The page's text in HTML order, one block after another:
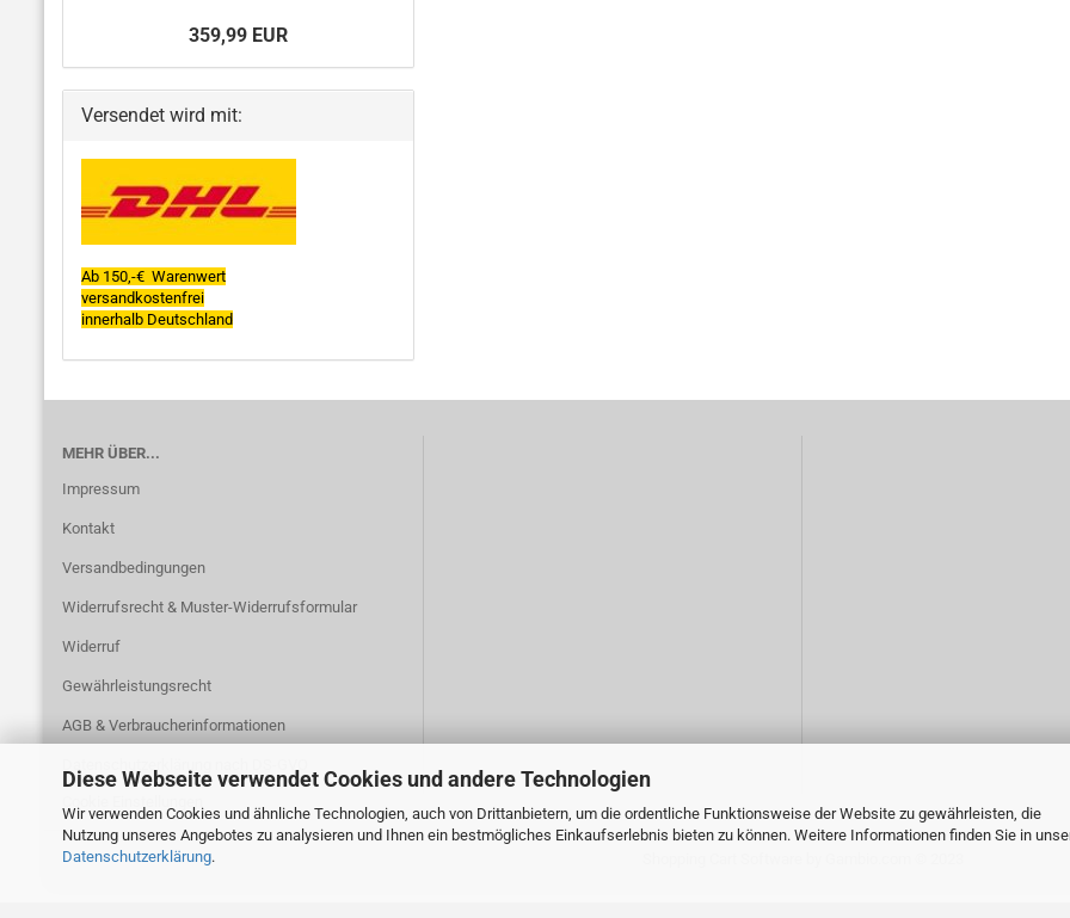
Diese Webseite verwendet Cookies und andere Technologien
Wir verwenden Cookies und ähnliche Technologien, auch von Drittanbietern, um die ordentliche Funktionsweise der Website zu gewährleisten, die
Nutzung unseres Angebotes zu analysieren und Ihnen ein bestmögliches Einkaufserlebnis bieten zu können. Weitere Informationen finden Sie in
Datenschutzerklärung.
359,99 EUR
Versendet wird mit:
Ab 150,-€ Warenwert
versandkostenfrei
innerhalb Deutschland
MEHR ÜBER...
Impressum
Kontakt
Versandbedingungen
Widerrufsrecht & Muster-Widerrufsformular
Widerruf
Gewährleistungsrecht
AGB & Verbraucherinformationen